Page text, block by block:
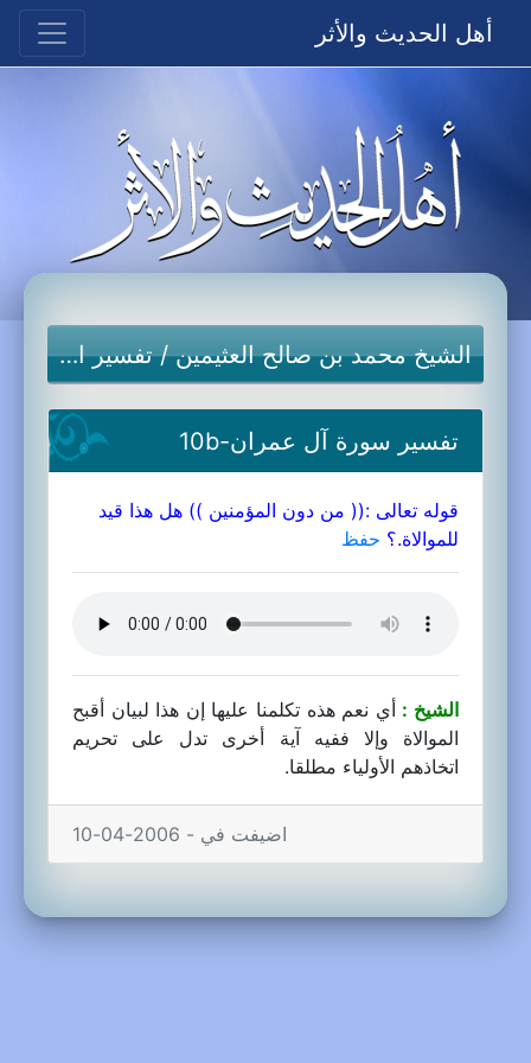
أهل الحديث والأثر
الشيخ محمد بن صالح العثيمين/تفسير القرآن الكريم
تفسير سورة آل عمران-10b
قوله تعالى :(( من دون المؤمنين )) هل هذا قيد
للموالاة.؟ حفظ
الشيخ : أي نعم هذه تكلمنا عليها إن هذا لبيان أقبح
الموالاة وإلا ففيه آية أخرى تدل على تحريم
اتخاذهم الأولياء مطلقا.
اضيفت في - 2006-04-10